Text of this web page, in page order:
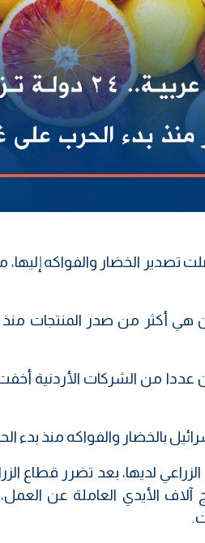
تصدير الخضار والفواكه
من الشركات الأردنية
بالخضار والفواكه منذ بدء الحرب
لديها، بعد تضرر قطاع
الأيدي العاملة عن